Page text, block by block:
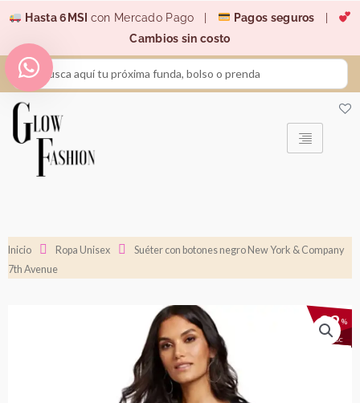
contenido
Hasta 6MSI con Mercado Pago | Pagos seguros
Cambios sin costo
Search
...
Inicio Ropa Unisex
Suéter con botones negro New York & Company
7th Avenue
%
DESC
22